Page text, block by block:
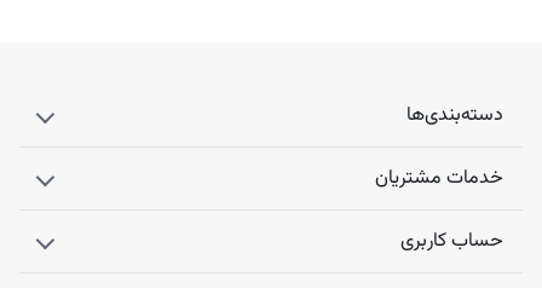
دسته‌بندی‌ها
خدمات مشتریان
حساب کاربری